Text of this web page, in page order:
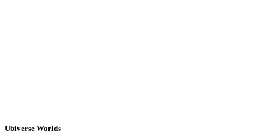
Ubiverse Worlds